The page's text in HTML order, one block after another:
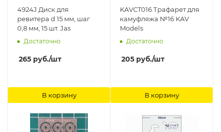
4924J Диск для
ревитера d 15 мм, шаг
0,8 мм, 15 шт. Jas
Достаточно
265 руб./шт
В корзину
KAVCT016 Трафарет для
камуфляжа №16 KAV
Models
Достаточно
205 руб./шт
В корзину